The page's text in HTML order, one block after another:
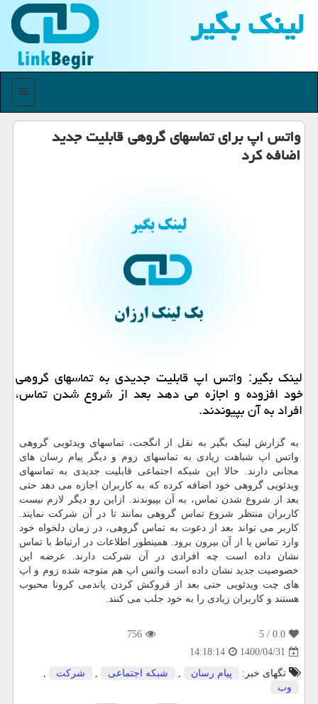
لینك بگیر
منو
واتس اپ برای تماسهای گروهی قابلیت جدید
اضافه كرد
لینک بگیر: واتس اپ قابلیت جدیدی به تماسهای گروهی
خود افزوده و اجازه می دهد بعد از شروع شدن تماس،
افراد به آن بپیوندند.
به گزارش لینک بگیر به نقل از انگجت، تماسهای ویدئویی گروهی
واتس اپ شباهت زیادی به تماسهای زوم و دیگر پیام رسان های
مجانی دارند. حالا این شبکه اجتماعی قابلیت جدیدی به تماسهای
ویدئویی گروهی خود اضافه کرده که به کاربران اجازه می دهد حتی
بعد از شروع شدن تماس، به آن بپیوندند. ازاین رو دیگر لازم نیست
کاربران منتظر شروع تماس گروهی بمانند تا در آن شرکت نمایند.
کاربر می تواند بعد از دعوت به تماس گروهی، در زمان دلخواه خود
وارد تماس یا از آن بیرون برود. همینطور اطلاعات در ارتباط با تماس
نشان داده است چه افرادی در آن شرکت دارند. عرضه این
خصوصیت جدید نشان داده است واتس اپ هم متوجه شده زوم و اپ
های چت ویدئویی حتی بعد از فروکش کردن پاندمی کرونا محبوب
هستند و کاربران زیادی را به خود جلب می کنند.
0.0
/ 5
756
1400/04/31
14:18:14
تگهای خبر:
پیام رسان , شبكه اجتماعی , شركت
,
وب